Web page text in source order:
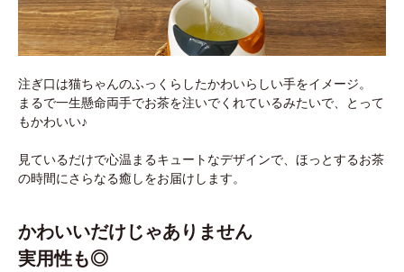
注ぎ口は猫ちゃんのふっくらしたかわいらしい手をイメージ。
まるで一生懸命両手でお茶を注いでくれているみたいで、とって
もかわいい♪
見ているだけで心温まるキュートなデザインで、ほっとするお茶
の時間にさらなる癒しをお届けします。
かわいいだけじゃありません
実用性も◎